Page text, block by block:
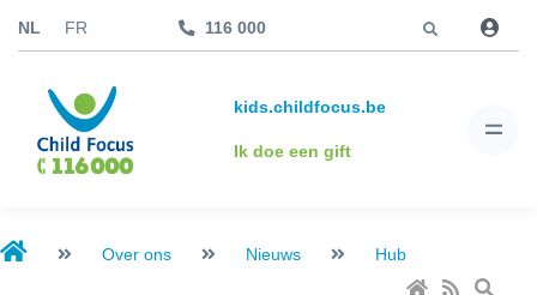
NL FR 116 000
kids.childfocus.be
Ik doe een gift
Over ons Nieuws Hub